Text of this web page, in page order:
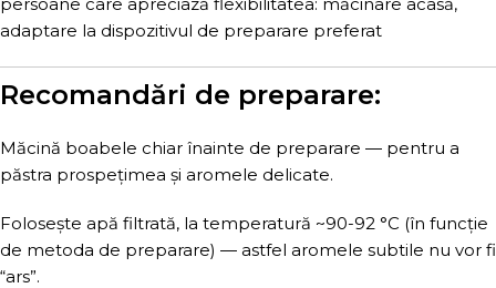
adaptare la dispozitivul de preparare preferat
Recomandări de preparare:
Măcină boabele chiar înainte de preparare — pentru a
păstra prospețimea și aromele delicate.
Folosește apă filtrată, la temperatură ~90-92 °C (în funcție
de metoda de preparare) — astfel aromele subtile nu vor fi
“ars”.